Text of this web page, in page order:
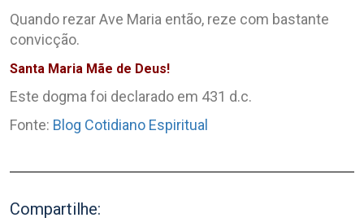
Quando rezar Ave Maria então, reze com bastante
convicção.
Santa Maria Mãe de Deus!
Este dogma foi declarado em 431 d.c.
Fonte: Blog Cotidiano Espiritual
Compartilhe: